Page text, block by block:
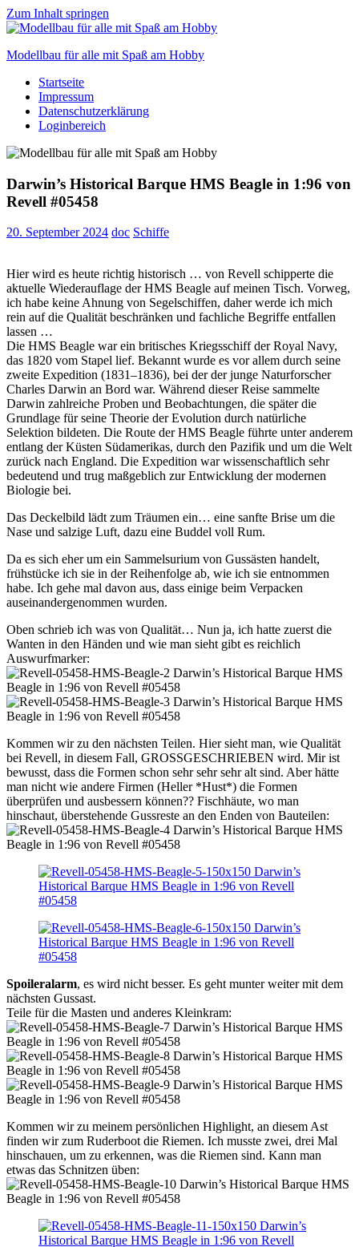
Zum Inhalt springen
Modellbau für alle mit Spaß am Hobby
Scale
modelling
to
Startseite
Impressum
Datenschutzerklärung
Loginbereich
Darwin’s Historical Barque HMS Beagle in 1:96 von
Revell #05458
20. September 2024 doc Schiffe
Hier wird es heute richtig historisch … von Revell schipperte die
aktuelle Wiederauflage der HMS Beagle auf meinen Tisch. Vorweg,
ich habe keine Ahnung von Segelschiffen, daher werde ich mich
rein auf die Qualität beschränken und fachliche Begriffe entfallen
lassen …
Die HMS Beagle war ein britisches Kriegsschiff der Royal Navy,
das 1820 vom Stapel lief. Bekannt wurde es vor allem durch seine
zweite Expedition (1831–1836), bei der der junge Naturforscher
Charles Darwin an Bord war. Während dieser Reise sammelte
Darwin zahlreiche Proben und Beobachtungen, die später die
Grundlage für seine Theorie der Evolution durch natürliche
Selektion bildeten. Die Route der HMS Beagle führte unter anderem
entlang der Küsten Südamerikas, durch den Pazifik und um die Welt
zurück nach England. Die Expedition war wissenschaftlich sehr
bedeutend und trug maßgeblich zur Entwicklung der modernen
Biologie bei.
Das Deckelbild lädt zum Träumen ein… eine sanfte Brise um die
Nase und salzige Luft, dazu eine Buddel voll Rum.
Da es sich eher um ein Sammelsurium von Gussästen handelt,
frühstücke ich sie in der Reihenfolge ab, wie ich sie entnommen
habe. Ich gehe mal davon aus, dass einige beim Verpacken
auseinandergenommen wurden.
Oben schrieb ich was von Qualität… Nun ja, ich hatte zuerst die
Wanten in den Händen und wie man sieht gibt es reichlich
Auswurfmarker:
Kommen wir zu den nächsten Teilen. Hier sieht man, wie Qualität
bei Revell, in diesem Fall, GROSSGESCHRIEBEN wird. Mir ist
bewusst, dass die Formen schon sehr sehr sehr alt sind. Aber hätte
man nicht wie andere Firmen (Heller *Hust*) die Formen
überprüfen und ausbessern können?? Fischhäute, wo man
hinschaut, überstehende Gussreste an den Enden von Bauteilen:
Spoileralarm, es wird nicht besser. Es geht munter weiter mit dem
nächsten Gussast.
Teile für die Masten und anderes Kleinkram:
Kommen wir zu meinem persönlichen Highlight, an diesem Ast
finden wir zum Ruderboot die Riemen. Ich musste zwei, drei Mal
hinschauen, um zu erkennen, was die Riemen sind. Kann man
etwas das Schnitzen üben: